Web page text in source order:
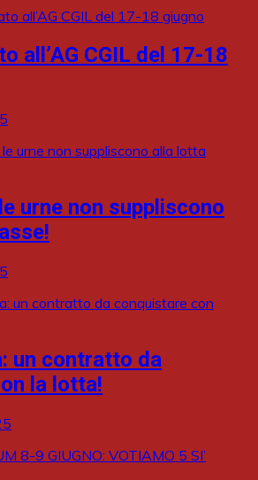
all’AG CGIL del 17-18
urne non suppliscono
un contratto da
la lotta!